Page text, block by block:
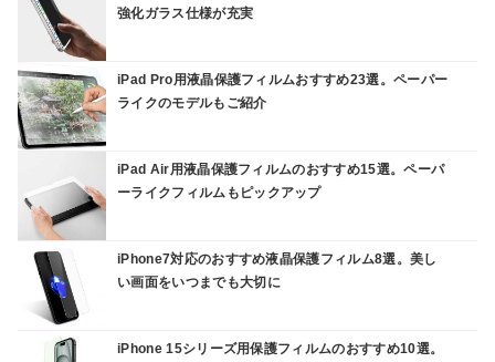
強化ガラス仕様が充実
iPad Pro用液晶保護フィルムおすすめ23選。ペーパー
ライクのモデルもご紹介
iPad Air用液晶保護フィルムのおすすめ15選。ペーパ
ーライクフィルムもピックアップ
iPhone7対応のおすすめ液晶保護フィルム8選。美し
い画面をいつまでも大切に
iPhone 15シリーズ用保護フィルムのおすすめ10選。